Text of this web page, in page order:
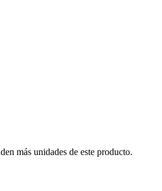
más unidades de este producto.